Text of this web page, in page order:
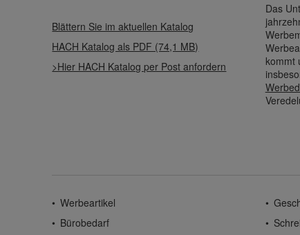
Blättern Sie im aktuellen Katalog
HACH Katalog als PDF (74,1 MB)
>Hier HACH Katalog per Post anfordern
Das
kommt
Werbeartikel
Bürobedarf